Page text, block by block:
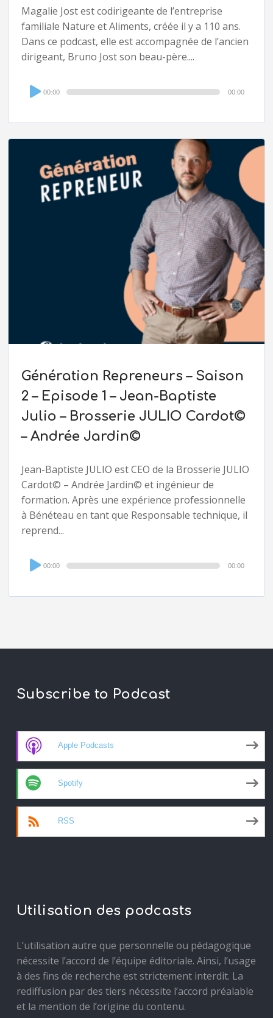
Magalie Jost est codirigeante de l’entreprise
familiale Nature et Aliments, créée il y a 110 ans.
Dans ce podcast, elle est accompagnée de l’ancien
dirigeant, Bruno Jost son beau-père....
Audio
Player
00:00 00:00
Génération Repreneurs – Saison
2 – Episode 1 – Jean-Baptiste
Julio – Brosserie JULIO Cardot©
– Andrée Jardin©
Jean-Baptiste JULIO est CEO de la Brosserie JULIO
Cardot© – Andrée Jardin© et ingénieur de
formation. Après une expérience professionnelle
à Bénéteau en tant que Responsable technique, il
reprend...
Audio
Player
00:00 00:00
Subscribe to Podcast
Apple Podcasts
Spotify
RSS
Utilisation des podcasts
L’utilisation autre que personnelle ou pédagogique
nécessite l’accord de l’équipe éditoriale. Ainsi, l’usage
à des fins de recherche est strictement interdit. La
rediffusion par des tiers nécessite l’accord préalable
et la mention de l’origine du contenu.